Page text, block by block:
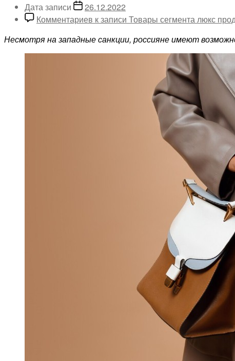
Дата записи
26.12.2022
Комментариев к записи Товары сегмента люкс
Несмотря на западные санкции, россияне имеют